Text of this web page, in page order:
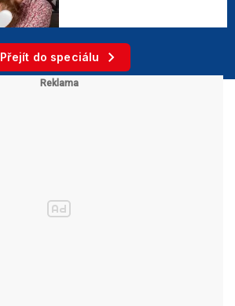
Přejít do speciálu